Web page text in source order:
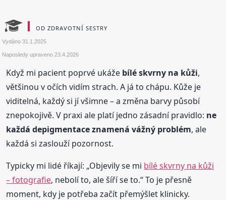
OD ZDRAVOTNÍ SESTRY
Vydáno31.1.2025
Naposledy upraveno23.4.2026
Když mi pacient poprvé ukáže bílé skvrny na kůži,
většinou v očích vidím strach. A já to chápu. Kůže je
viditelná, každý si jí všimne – a změna barvy působí
znepokojivě. V praxi ale platí jedno zásadní pravidlo: ne
každá depigmentace znamená vážný problém, ale
každá si zaslouží pozornost.
Typicky mi lidé říkají: „Objevily se mi bílé skvrny na kůži
– fotografie, nebolí to, ale šíří se to.“ To je přesně
moment, kdy je potřeba začít přemýšlet klinicky.